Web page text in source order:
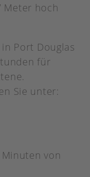
Meter hoch
Port Douglas
für
Sie unter:
von